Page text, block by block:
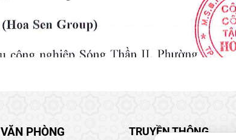
PHÒNG TRUYỀN THÔNG